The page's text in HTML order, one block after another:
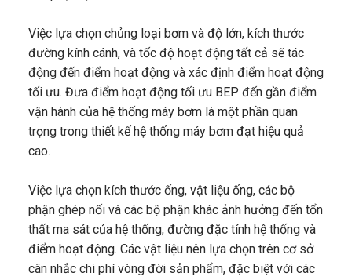
Việc lựa chọn chủng loại bơm và độ lớn, kích thước
đường kính cánh, và tốc độ hoạt động tất cả sẽ tác
động đến điểm hoạt động và xác định điểm hoạt động
tối ưu. Đưa điểm hoạt động tối ưu BEP đến gần điểm
vận hành của hệ thống máy bơm là một phần quan
trọng trong thiết kế hệ thống máy bơm đạt hiệu quả
cao.
Việc lựa chọn kích thước ống, vật liệu ống, các bộ
phận ghép nối và các bộ phận khác ảnh hưởng đến tổn
thất ma sát của hệ thống, đường đặc tính hệ thống và
điểm hoạt động. Các vật liệu nên lựa chọn trên cơ sở
cân nhắc chi phí vòng đời sản phẩm, đặc biệt với các